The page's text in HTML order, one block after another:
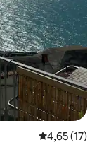
4,65 (17)